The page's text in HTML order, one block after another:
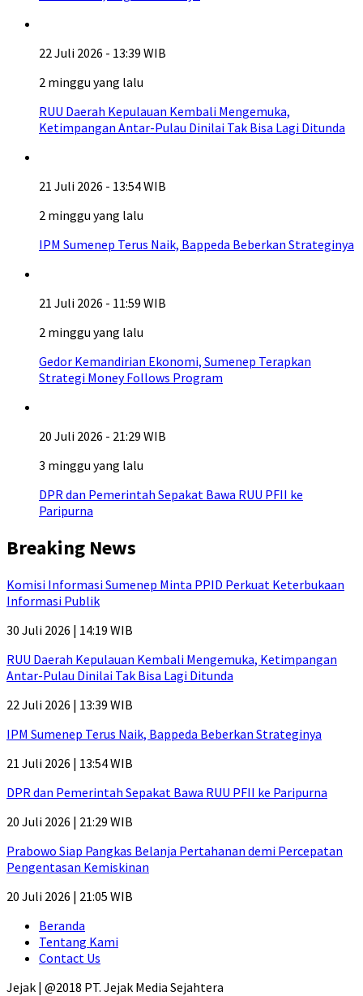
22 Juli 2026 - 13:39 WIB
2 minggu yang lalu
RUU Daerah Kepulauan Kembali Mengemuka,
Ketimpangan Antar-Pulau Dinilai Tak Bisa Lagi Ditunda
21 Juli 2026 - 13:54 WIB
2 minggu yang lalu
IPM Sumenep Terus Naik, Bappeda Beberkan Strateginya
21 Juli 2026 - 11:59 WIB
2 minggu yang lalu
Gedor Kemandirian Ekonomi, Sumenep Terapkan
Strategi Money Follows Program
20 Juli 2026 - 21:29 WIB
3 minggu yang lalu
DPR dan Pemerintah Sepakat Bawa RUU PFII ke
Paripurna
Breaking News
Komisi Informasi Sumenep Minta PPID Perkuat Keterbukaan
Informasi Publik
30 Juli 2026 | 14:19 WIB
RUU Daerah Kepulauan Kembali Mengemuka, Ketimpangan
Antar-Pulau Dinilai Tak Bisa Lagi Ditunda
22 Juli 2026 | 13:39 WIB
IPM Sumenep Terus Naik, Bappeda Beberkan Strateginya
21 Juli 2026 | 13:54 WIB
DPR dan Pemerintah Sepakat Bawa RUU PFII ke Paripurna
20 Juli 2026 | 21:29 WIB
Prabowo Siap Pangkas Belanja Pertahanan demi Percepatan
Pengentasan Kemiskinan
20 Juli 2026 | 21:05 WIB
Beranda
Tentang Kami
Contact Us
Jejak | @2018 PT. Jejak Media Sejahtera